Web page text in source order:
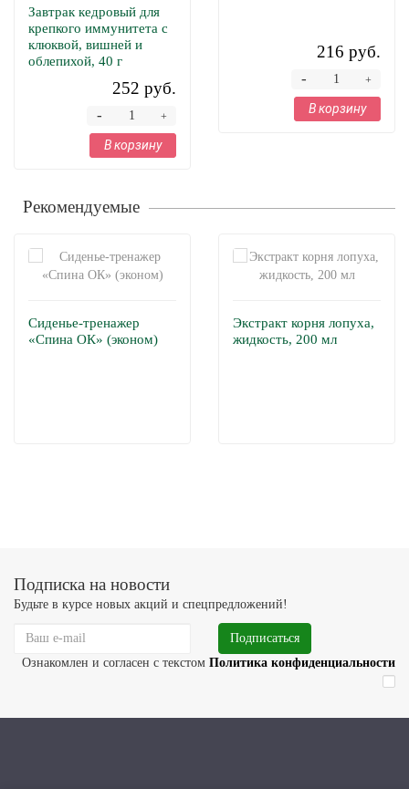
Завтрак кедровый для
крепкого иммунитета с
клюквой, вишней и
облепихой, 40 г
252 руб.
+
-
В корзину
216 руб.
+
-
В корзину
Рекомендуемые
Сиденье-тренажер
«Спина ОК» (эконом)
Экстракт корня лопуха,
жидкость, 200 мл
Подписка на новости
Будьте в курсе новых акций и спецпредложений!
Подписаться
Ознакомлен и согласен с текстом Политика конфиденциальности